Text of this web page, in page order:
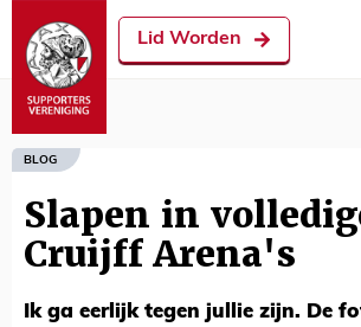
Lid Worden
BLOG
Slapen in
Cruijff Arena's
Ik ga eerlijk tegen jullie zijn. De